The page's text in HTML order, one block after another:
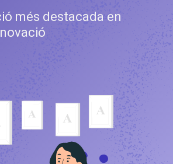
més destacada en